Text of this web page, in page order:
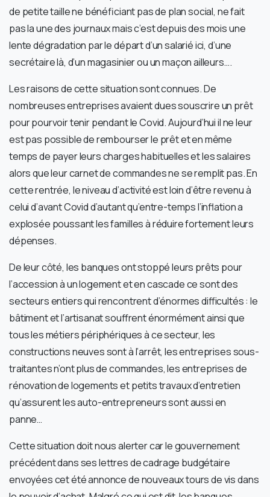
de petite taille ne bénéficiant pas de plan social, ne fait
pas la une des journaux mais c’est depuis des mois une
lente dégradation par le départ d’un salarié ici, d’une
secrétaire là, d’un magasinier ou un maçon ailleurs….
Les raisons de cette situation sont connues. De
nombreuses entreprises avaient dues souscrire un prêt
pour pourvoir tenir pendant le Covid. Aujourd’hui il ne leur
est pas possible de rembourser le prêt et en même
temps de payer leurs charges habituelles et les salaires
alors que leur carnet de commandes ne se remplit pas. En
cette rentrée, le niveau d’activité est loin d’être revenu à
celui d’avant Covid d’autant qu’entre-temps l’inflation a
explosée poussant les familles à réduire fortement leurs
dépenses.
De leur côté, les banques ont stoppé leurs prêts pour
l’accession à un logement et en cascade ce sont des
secteurs entiers qui rencontrent d’énormes difficultés : le
bâtiment et l’artisanat souffrent énormément ainsi que
tous les métiers périphériques à ce secteur, les
constructions neuves sont à l’arrêt, les entreprises sous-
traitantes n’ont plus de commandes, les entreprises de
rénovation de logements et petits travaux d’entretien
qu’assurent les auto-entrepreneurs sont aussi en
panne…
Cette situation doit nous alerter car le gouvernement
précédent dans ses lettres de cadrage budgétaire
envoyées cet été annonce de nouveaux tours de vis dans